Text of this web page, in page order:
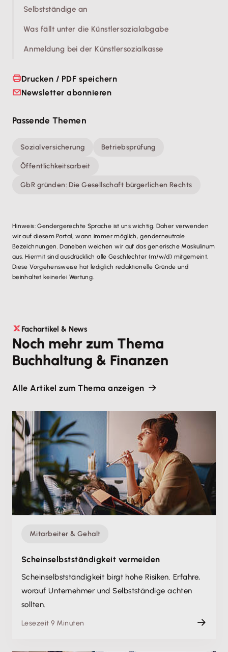
Selbstständige an
Was fällt unter die Künstlersozialabgabe
Anmeldung bei der Künstlersozialkasse
Drucken / PDF speichern
Newsletter abonnieren
Passende Themen
Sozialversicherung Betriebsprüfung
Öffentlichkeitsarbeit
GbR gründen: Die Gesellschaft bürgerlichen Rechts
Hinweis: Gendergerechte Sprache ist uns wichtig. Daher verwenden
wir auf diesem Portal, wann immer möglich, genderneutrale
Bezeichnungen. Daneben weichen wir auf das generische Maskulinum
aus. Hiermit sind ausdrücklich alle Geschlechter (m/w/d) mitgemeint.
Diese Vorgehensweise hat lediglich redaktionelle Gründe und
beinhaltet keinerlei Wertung.
Fachartikel & News
Noch mehr zum Thema
Buchhaltung & Finanzen
Alle Artikel zum Thema anzeigen
Mitarbeiter & Gehalt
Schein­selbstständigkeit vermeiden
Schein­selbstständigkeit birgt hohe Risiken. Erfahre,
worauf Unternehmer und Selbstständige achten
sollten.
Lesezeit 9 Minuten